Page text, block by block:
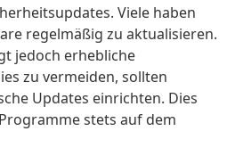
Viele haben
regelmäßig zu aktualisieren.
jedoch erhebliche
zu vermeiden, sollten
Updates einrichten. Dies
stets auf dem